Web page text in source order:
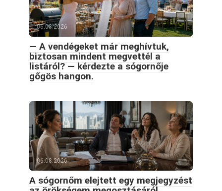
06.08.2026
— A vendégeket már meghívtuk,
biztosan mindent megvettél a
listáról? — kérdezte a sógornője
gőgös hangon.
06.08.2026
A sógornőm elejtett egy megjegyzést